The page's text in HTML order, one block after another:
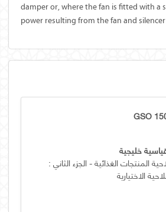
damper or, where the fan is fitted with a
power resulting from the fan and
GSO
خليجية
المنتجات الغذائية - الجزء الثاني :
الاختيارية